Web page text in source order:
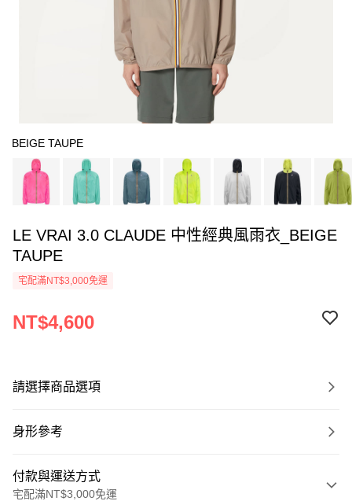
BEIGE TAUPE
LE VRAI 3.0 CLAUDE 中性經典風雨衣_BEIGE
TAUPE
宅配滿NT$3,000免運
NT$4,600
請選擇商品選項
身形參考
付款與運送方式
宅配滿NT$3,000免運